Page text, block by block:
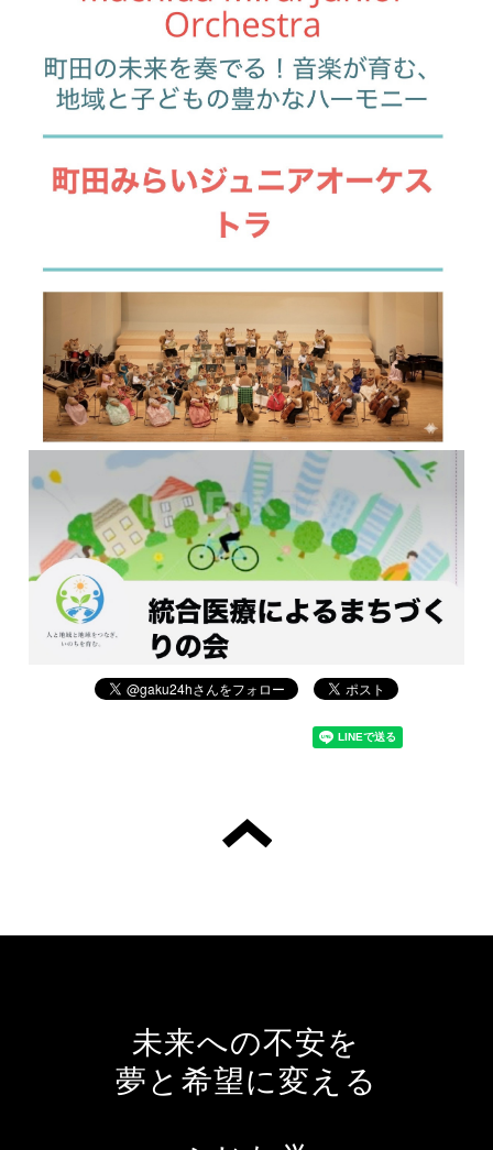
未来への不安を
夢と希望に変える